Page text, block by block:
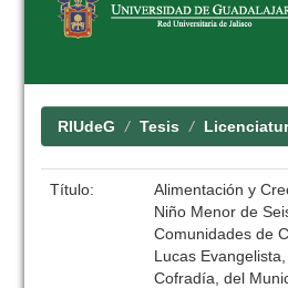
RIUdeG Tesis
Título:
Alimentación y
Niño Menor de
Comunidades de
Lucas
Cofradía, del